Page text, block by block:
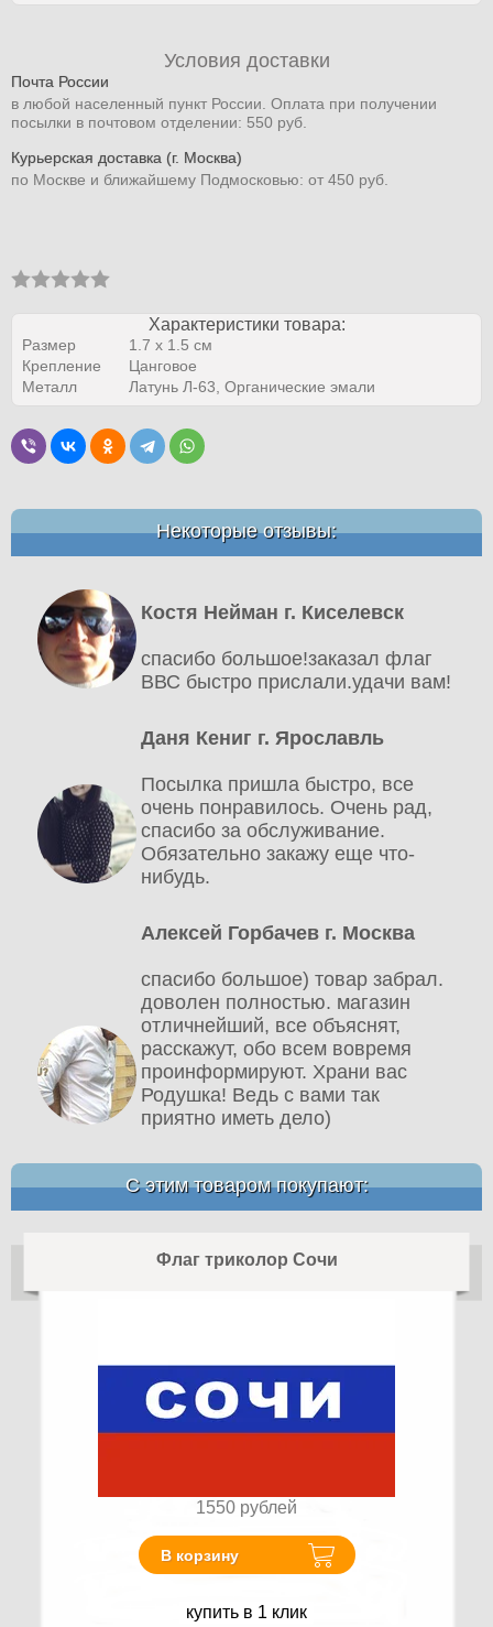
Условия доставки
Почта России
в любой населенный пункт России. Оплата при получении
посылки в почтовом отделении: 550 руб.
Курьерская доставка (г. Москва)
по Москве и ближайшему Подмосковью: от 450 руб.
Характеристики товара:
Размер
1.7 х 1.5 см
Крепление
Цанговое
Металл
Латунь Л-63, Органические эмали
Некоторые отзывы:
Костя Нейман г. Киселевск
спасибо большое!заказал флаг
ВВС быстро прислали.удачи вам!
Даня Кениг г. Ярославль
Посылка пришла быстро, все
очень понравилось. Очень рад,
спасибо за обслуживание.
Обязательно закажу еще что-
нибудь.
Алексей Горбачев г. Москва
спасибо большое) товар забрал.
доволен полностью. магазин
отличнейший, все объяснят,
расскажут, обо всем вовремя
проинформируют. Храни вас
Родушка! Ведь с вами так
приятно иметь дело)
С этим товаром покупают:
Флаг триколор Сочи
1550 рублей
В корзину
купить в 1 клик